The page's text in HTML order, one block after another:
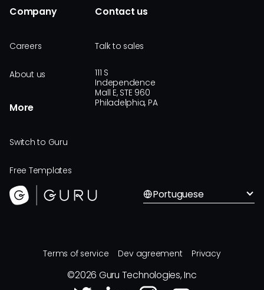
Company
Careers
About us
More
Switch to Guru
Free Templates
Contact us
Talk to sales
111 S
Independence
Mall E, STE 960
Philadelphia, PA
Portuguese
Terms of service Dev agreement Privacy
©2026 Guru Technologies, Inc